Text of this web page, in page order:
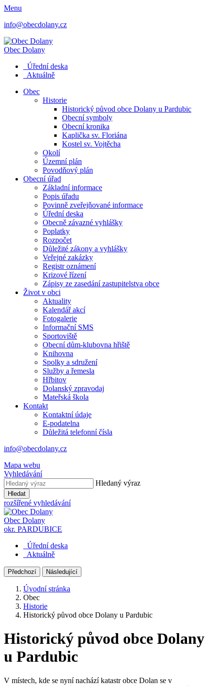
Menu
info@obecdolany.cz
Obec Dolany
Úřední deska
Aktuálně
Obec
Historie
Historický původ obce Dolany u Pardubic
Obecní symboly
Obecní kronika
Kaplička sv. Floriána
Kostel sv. Vojtěcha
Okolí
Územní plán
Povodňový plán
Obecní úřad
Základní informace
Popis úřadu
Povinně zveřejňované informace
Úřední deska
Obecně závazné vyhlášky
Poplatky
Rozpočet
Důležité zákony a vyhlášky
Veřejné zakázky
Registr oznámení
Krizové řízení
Zápisy ze zasedání zastupitelstva obce
Život v obci
Aktuality
Kalendář akcí
Fotogalerie
Informační SMS
Sportoviště
Obecní dům-klubovna hřiště
Knihovna
Spolky a sdružení
Služby a řemesla
Hřbitov
Dolanský zpravodaj
Mateřská škola
Kontakt
Kontaktní údaje
E-podatelna
Důležitá telefonní čísla
info@obecdolany.cz
Mapa webu
Vyhledávání
Hledaný výraz
Hledat
rozšířené vyhledávání
Obec Dolany
okr. PARDUBICE
Úřední deska
Aktuálně
Předchozí Následující
Úvodní stránka
Obec
Historie
Historický původ obce Dolany u Pardubic
Historický původ obce Dolany
u Pardubic
V místech, kde se nyní nachází katastr obce Dolan se v